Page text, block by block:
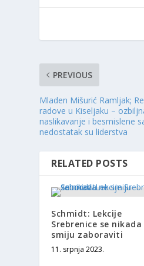
PREVIOUS
Mladen Mišurić Ramljak;
radove u Kiseljaku –
naslikavanje i besmislene
nedostatak su liderstva
RELATED POSTS
Schmidt: Lekcije
Srebrenice se nikada
smiju zaboraviti
11. srpnja 2023.